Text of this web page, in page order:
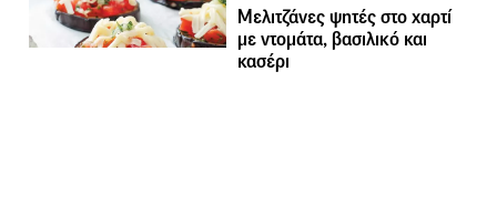
Μελιτζάνες ψητές στο χαρτί
με ντομάτα, βασιλικό και
κασέρι